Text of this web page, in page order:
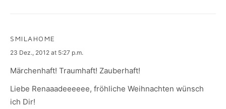
SMILAHOME
says:
23 Dez., 2012 at 5:27 p.m.
Märchenhaft! Traumhaft! Zauberhaft!
Liebe Renaaadeeeeee, fröhliche Weihnachten wünsch
ich Dir!